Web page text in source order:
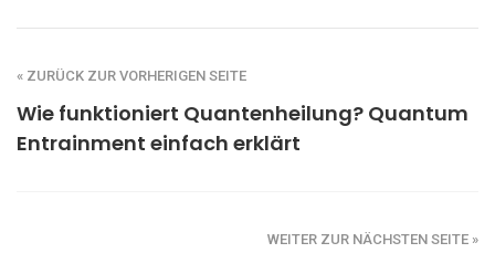
« ZURÜCK ZUR VORHERIGEN SEITE
Wie funktioniert Quantenheilung? Quantum
Entrainment einfach erklärt
WEITER ZUR NÄCHSTEN SEITE »